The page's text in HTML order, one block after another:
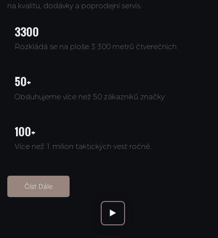
na kvalitu, dodávky a poprodejní servis.
3300
Rozkládá se na ploše 3 300 metrů čtverečních
50+
Obsluhujeme více než 50 zákazníků značky
100+
Více než 1 milion taktických vest ročně.
Číst Dále